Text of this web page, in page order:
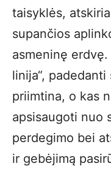
taisyklės,
supančios
asmeninę erdvę.
linija“,
priimtina, o kas
apsisaugoti nuo
perdegimo bei
ir gebėjimą